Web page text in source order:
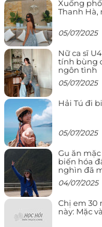
Xuống
Thanh Hà,
05/07/2025
Nữ ca sĩ
tính bùng
ngôn tình
05/07/2025
Hải Tú đi
05/07/2025
Gu ăn
biến hóa
nghìn đã
04/07/2025
Chị em 30
này: Mặc